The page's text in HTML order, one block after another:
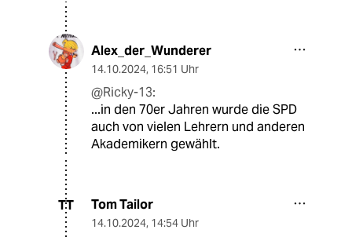
Alex_der_Wunderer
14.10.2024, 16:51 Uhr
@Ricky-13:
...in den 70er Jahren wurde die SPD
auch von vielen Lehrern und anderen
Akademikern gewählt.
TT Tom Tailor
14.10.2024, 14:54 Uhr